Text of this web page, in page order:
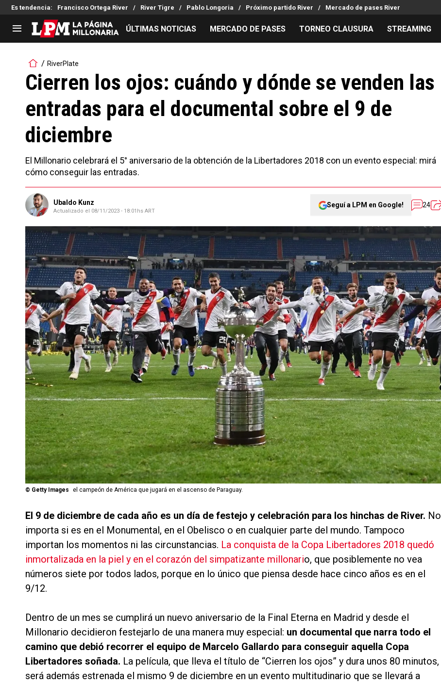
Es tendencia: Francisco Ortega River River Tigre Pablo Longoria Próximo partido River Mercado de pases River
LIGA PROFESIONAL
Noticias
Tabla de posiciones
Fixture
Reserva
Copa Sudamericana
Copa Argentina
Selección Argentina
Mercado de Pases
Análisis tácticos
Juanfer Quintero
Chacho Coudet
Entradas
Hinchas
Los goles de River
Noticias
Guías
ÚLTIMAS NOTICIAS MERCADO DE PASES TORNEO CLAUSURA STREAMING
RiverPlate
Cierren los ojos: cuándo y dónde se venden las
entradas para el documental sobre el 9 de
diciembre
El Millonario celebrará el 5° aniversario de la obtención de la Libertadores 2018 con un evento especial: mirá
cómo conseguir las entradas.
Ubaldo Kunz
Actualizado el 08/11/2023 - 18:01hs ART
Seguí a LPM en Google! 24
© Getty Images el campeón de América que jugará en el ascenso de Paraguay.
El 9 de diciembre de cada año es un día de festejo y celebración para los hinchas de River. No
importa si es en el Monumental, en el Obelisco o en cualquier parte del mundo. Tampoco
importan los momentos ni las circunstancias. La conquista de la Copa Libertadores 2018 quedó
inmortalizada en la piel y en el corazón del simpatizante millonario, que posiblemente no vea
números siete por todos lados, porque en lo único que piensa desde hace cinco años es en el
9/12.
Dentro de un mes se cumplirá un nuevo aniversario de la Final Eterna en Madrid y desde el
Millonario decidieron festejarlo de una manera muy especial: un documental que narra todo el
camino que debió recorrer el equipo de Marcelo Gallardo para conseguir aquella Copa
Libertadores soñada. La película, que lleva el título de “Cierren los ojos” y dura unos 80 minutos,
será además estrenada el mismo 9 de diciembre en un evento multitudinario que se llevará a